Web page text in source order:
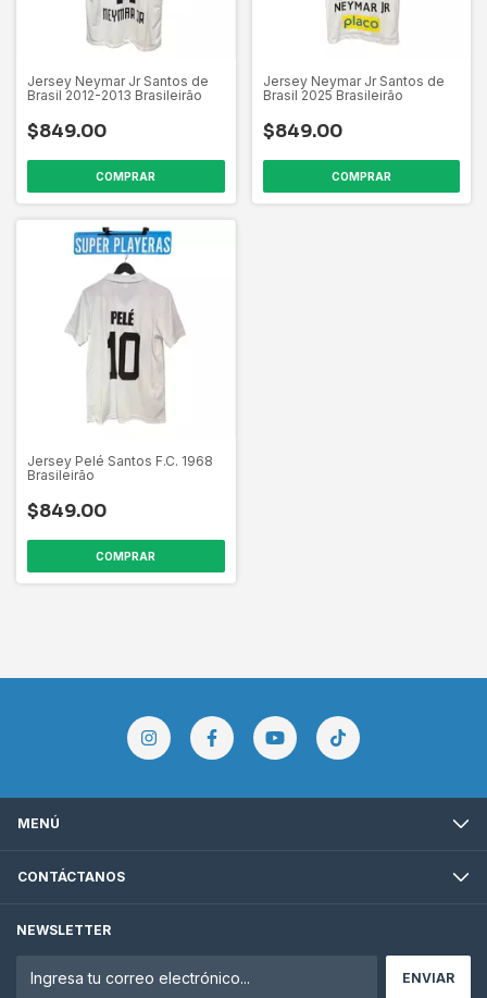
Jersey Neymar Jr Santos de
Brasil 2012-2013 Brasileirão
$849.00
COMPRAR
Jersey Neymar Jr Santos de
Brasil 2025 Brasileirão
$849.00
COMPRAR
Jersey Pelé Santos F.C. 1968
Brasileirão
$849.00
COMPRAR
MENÚ
CONTÁCTANOS
NEWSLETTER